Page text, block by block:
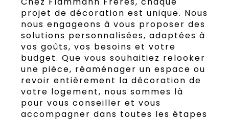
projet de décoration est unique. Nous
nous engageons à vous proposer des
solutions personnalisées, adaptées à
vos goûts, vos besoins et votre
budget. Que vous souhaitiez relooker
une pièce, réaménager un espace ou
revoir entièrement la décoration de
votre logement, nous sommes là
pour vous conseiller et vous
accompagner dans toutes les étapes